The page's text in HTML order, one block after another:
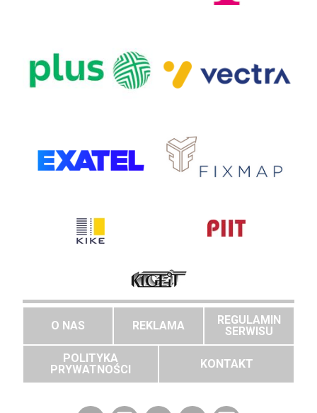
O NAS REKLAMA
REGULAMIN
SERWISU
POLITYKA
PRYWATNOŚCI
KONTAKT